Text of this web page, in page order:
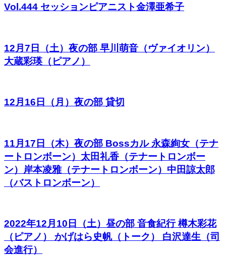
Vol.444 セッションピアニスト金澤亜希子
12月7日（土）夜の部 早川萌音（ヴァイオリン）
大蔵彩瑛（ピアノ）
12月16日（月）夜の部 貸切
11月17日（木）夜の部 Bossカル 永森絢女（テナ
ートロンボーン）太田礼香（テナートロンボー
ン）岸本凌雅（テナートロンボーン）中田諒太郎
（バストロンボーン）
2022年12月10日（土）昼の部 音食紀行 樽木彩花
（ピアノ） かげはら史帆（トーク） 白沢達生（司
会進行）